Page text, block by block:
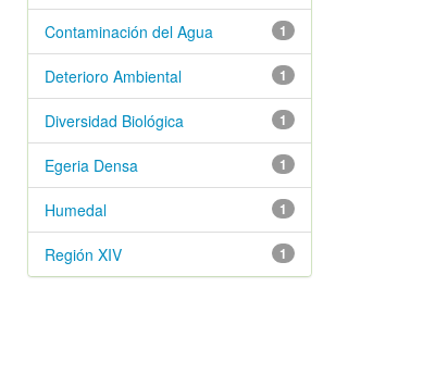
1
Contaminación del Agua
1
Deterioro Ambiental
1
Diversidad Biológica
1
Egeria Densa
1
Humedal
1
Región XIV